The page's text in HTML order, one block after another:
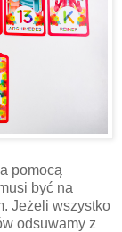
pomocą
być na
Jeżeli wszystko
odsuwamy z